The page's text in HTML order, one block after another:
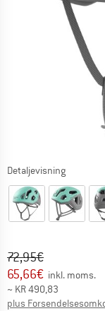
Detaljevisning
Original pris :
72,95€
Pris:
65,66€ inkl. moms.
~ KR490,83
plus